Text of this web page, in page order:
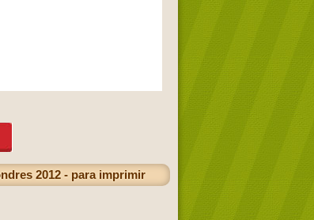
2012 - para imprimir